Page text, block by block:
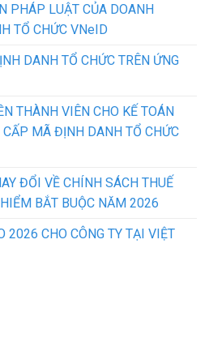
PHÁP LUẬT CỦA DOANH
TỔ CHỨC VNeID
DANH TỔ CHỨC TRÊN ỨNG
THÀNH VIÊN CHO KẾ TOÁN
MÃ ĐỊNH DANH TỔ CHỨC
ĐỔI VỀ CHÍNH SÁCH THUẾ
BẮT BUỘC NĂM 2026
2026 CHO CÔNG TY TẠI VIỆT